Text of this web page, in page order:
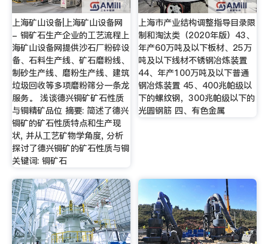
上海矿山设备|上海矿山设备网
- 铜矿石生产企业的工艺流程上
海矿山设备网提供沙石厂粉碎设
备、石料生产线、矿石磨粉线、
制砂生产线、磨粉生产线、建筑
垃圾回收等多项磨粉筛分一条龙
服务。 浅谈德兴铜矿矿石性质
与铜精矿品位 摘要: 简述了德兴
铜矿的矿石性质特点和生产现
状, 并从工艺矿物学角度, 分析
探讨了德兴铜矿的矿石性质与铜
关键词: 铜矿石
上海市产业结构调整指导目录限
制和淘汰类（2020年版）43、
年产60万吨及以下板材、25万
吨及以下线材不锈钢冶炼装置
44、年产100万吨及以下普通
钢冶炼装置 45、400兆帕级以
下的螺纹钢，300兆帕级以下的
光圆钢筋 四、有色金属